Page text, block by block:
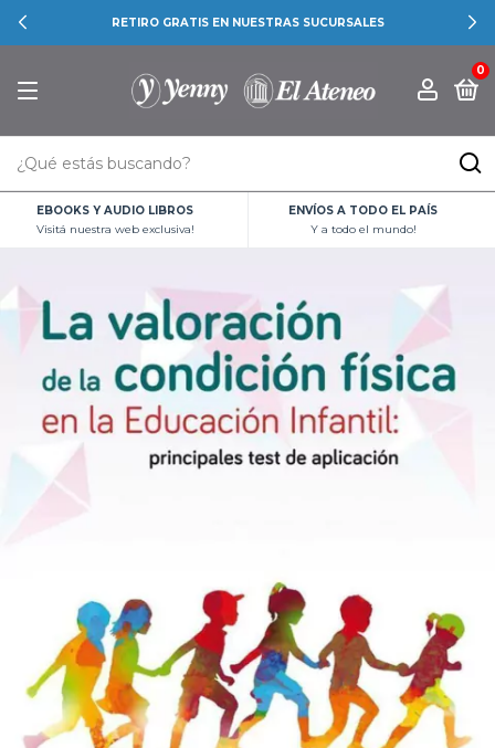
RETIRO GRATIS EN NUESTRAS SUCURSALES
0
EBOOKS Y AUDIO LIBROS
Visitá nuestra web exclusiva!
ENVÍOS A TODO EL PAÍS
Y a todo el mundo!